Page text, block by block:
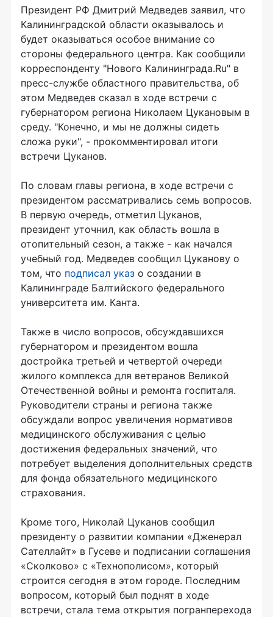
Президент РФ Дмитрий Медведев заявил, что
Калининградской области оказывалось и
будет оказываться особое внимание со
стороны федерального центра. Как сообщили
корреспонденту "Нового Калининграда.Ru" в
пресс-службе областного правительства, об
этом Медведев сказал в ходе встречи с
губернатором региона Николаем Цукановым в
среду. "Конечно, и мы не должны сидеть
сложа руки", - прокомментировал итоги
встречи Цуканов.
По словам главы региона, в ходе встречи с
президентом рассматривались семь вопросов.
В первую очередь, отметил Цуканов,
президент уточнил, как область вошла в
отопительный сезон, а также - как начался
учебный год. Медведев сообщил Цуканову о
том, что подписал указ о создании в
Калининграде Балтийского федерального
университета им. Канта.
Также в число вопросов, обсуждавшихся
губернатором и президентом вошла
достройка третьей и четвертой очереди
жилого комплекса для ветеранов Великой
Отечественной войны и ремонта госпиталя.
Руководители страны и региона также
обсуждали вопрос увеличения нормативов
медицинского обслуживания с целью
достижения федеральных значений, что
потребует выделения дополнительных средств
для фонда обязательного медицинского
страхования.
Кроме того, Николай Цуканов сообщил
президенту о развитии компании «Дженерал
Сателлайт» в Гусеве и подписании соглашения
«Сколково» с «Технополисом», который
строится сегодня в этом городе. Последним
вопросом, который был поднят в ходе
встречи, стала тема открытия погранперехода